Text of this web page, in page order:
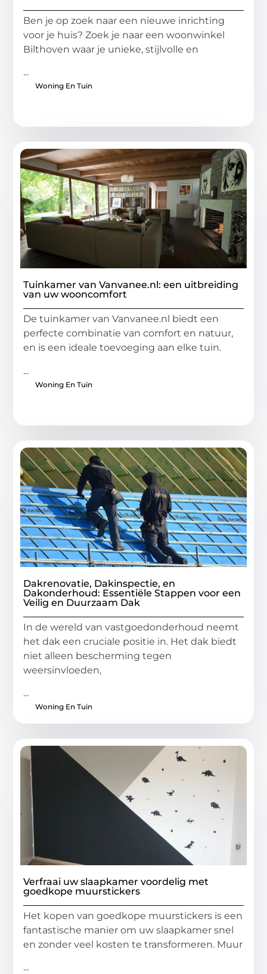
Ben je op zoek naar een nieuwe inrichting
voor je huis? Zoek je naar een woonwinkel
Bilthoven waar je unieke, stijlvolle en
...
Woning En Tuin
Tuinkamer van Vanvanee.nl: een uitbreiding
van uw wooncomfort
De tuinkamer van Vanvanee.nl biedt een
perfecte combinatie van comfort en natuur,
en is een ideale toevoeging aan elke tuin.
...
Woning En Tuin
Dakrenovatie, Dakinspectie, en
Dakonderhoud: Essentiële Stappen voor een
Veilig en Duurzaam Dak
In de wereld van vastgoedonderhoud neemt
het dak een cruciale positie in. Het dak biedt
niet alleen bescherming tegen
weersinvloeden,
...
Woning En Tuin
Verfraai uw slaapkamer voordelig met
goedkope muurstickers
Het kopen van goedkope muurstickers is een
fantastische manier om uw slaapkamer snel
en zonder veel kosten te transformeren. Muur
...